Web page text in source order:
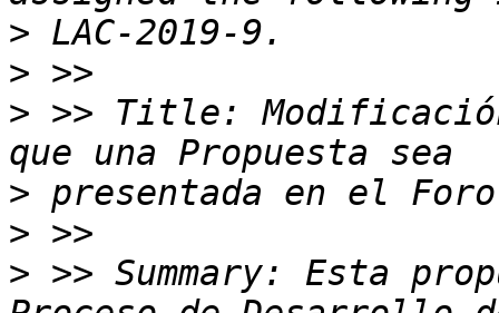
>
>
> >> Title:
>
>
> >> Summary: Esta